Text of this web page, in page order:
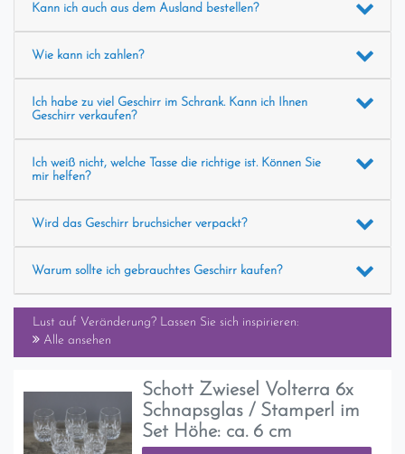
Kann ich auch aus dem Ausland bestellen?
Wie kann ich zahlen?
Ich habe zu viel Geschirr im Schrank. Kann ich Ihnen
Geschirr verkaufen?
Ich weiß nicht, welche Tasse die richtige ist. Können Sie
mir helfen?
Wird das Geschirr bruchsicher verpackt?
Warum sollte ich gebrauchtes Geschirr kaufen?
Lust auf Veränderung? Lassen Sie sich inspirieren:
Alle ansehen
Schott Zwiesel Volterra 6x
Schnapsglas / Stamperl im
Set Höhe: ca. 6 cm